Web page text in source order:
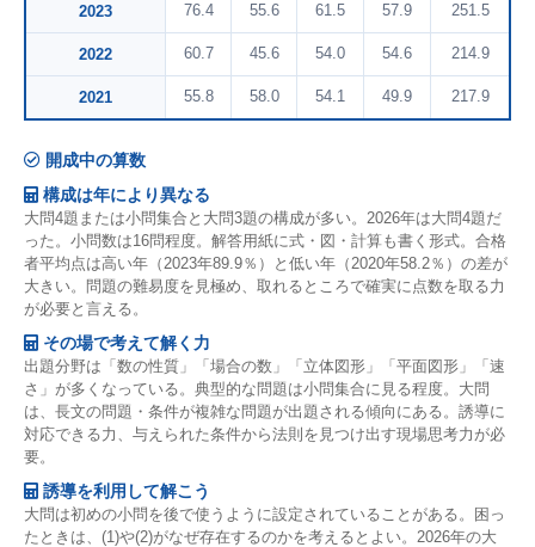
2023 76.4 55.6 61.5 57.9 251.5
2022 60.7 45.6 54.0 54.6 214.9
2021 55.8 58.0 54.1 49.9 217.9
開成中の算数
構成は年により異なる
大問4題または小問集合と大問3題の構成が多い。2026年は大問4題だ
った。小問数は16問程度。解答用紙に式・図・計算も書く形式。合格
者平均点は高い年（2023年89.9％）と低い年（2020年58.2％）の差が
大きい。問題の難易度を見極め、取れるところで確実に点数を取る力
が必要と言える。
その場で考えて解く力
出題分野は「数の性質」「場合の数」「立体図形」「平面図形」「速
さ」が多くなっている。典型的な問題は小問集合に見る程度。大問
は、長文の問題・条件が複雑な問題が出題される傾向にある。誘導に
対応できる力、与えられた条件から法則を見つけ出す現場思考力が必
要。
誘導を利用して解こう
大問は初めの小問を後で使うように設定されていることがある。困っ
たときは、(1)や(2)がなぜ存在するのかを考えるとよい。2026年の大